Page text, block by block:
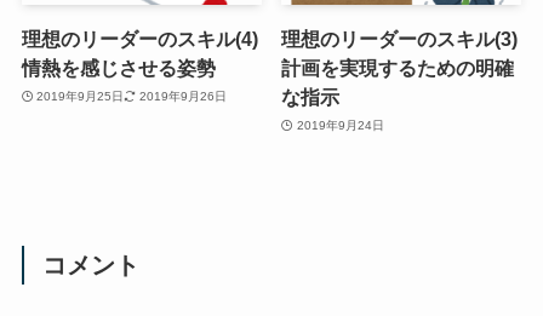
理想のリーダーのスキル(4)
情熱を感じさせる姿勢
2019年9月25日 2019年9月26日
理想のリーダーのスキル(3)
計画を実現するための明確
な指示
2019年9月24日
コメント